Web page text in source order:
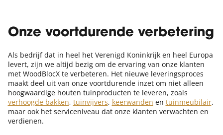
Onze voortdurende verbetering
Als bedrijf dat in heel het Verenigd Koninkrijk en heel Europa
levert, zijn we altijd bezig om de ervaring van onze klanten
met WoodBlocX te verbeteren. Het nieuwe leveringsproces
maakt deel uit van onze voortdurende inzet om niet alleen
hoogwaardige houten tuinproducten te leveren, zoals
verhoogde bakken, tuinvijvers, keerwanden en tuinmeubilair,
maar ook het serviceniveau dat onze klanten verwachten en
verdienen.